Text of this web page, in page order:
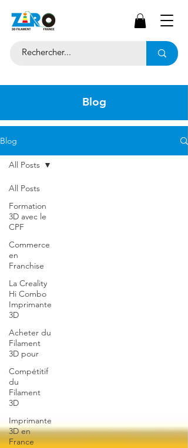
Blog
Blog
All Posts
Formation
3D avec le
CPF
Commerce
en
Franchise
La Creality
Hi Combo
Imprimante
3D
Acheter du
Filament
3D pour
Compétitif
du
Filament
3D
Imprimante
3D en
France
All Posts